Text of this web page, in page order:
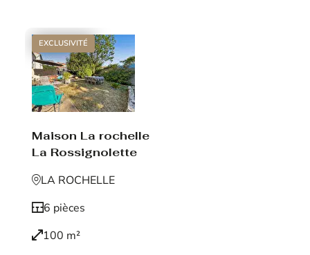
EXCLUSIVITÉ
Maison La rochelle
La Rossignolette
LA ROCHELLE
6 pièces
100 m²